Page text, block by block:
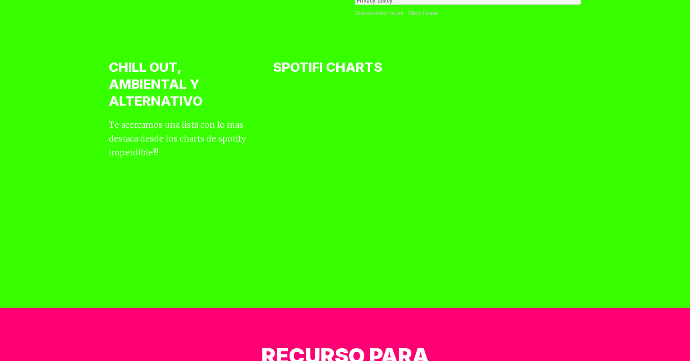
Buenos Aires House · Disco House
CHILL OUT,
AMBIENTAL Y
ALTERNATIVO
Te acercamos una lista con lo mas
destaca desde los charts de spotify
imperdible!!!
SPOTIFI CHARTS
RECURSO PARA